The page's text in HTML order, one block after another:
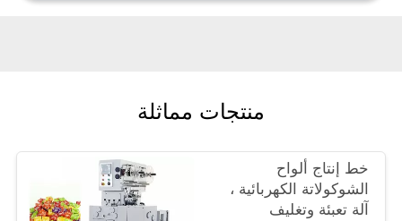
POLICY
منتجات مماثلة
خط إنتاج ألواح
الشوكولاتة الكهربائية ،
آلة تعبئة وتغليف